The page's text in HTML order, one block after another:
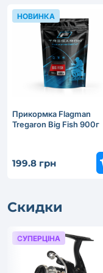
Прикормка Flagman
Tregaron Big Fish 900г
199.8 грн
НОВИНКА
Скидки
СУПЕРЦІНА